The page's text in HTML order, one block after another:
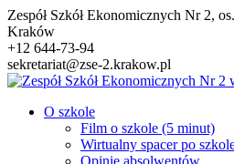
Przejdź
do
treści
Zespół Szkół Ekonomicznych Nr 2,
Kraków
+12 644-73-94
sekretariat@zse-2.krakow.pl
O szkole
Film o szkole (5 minut)
Wirtualny spacer po
Opinie absolwentów